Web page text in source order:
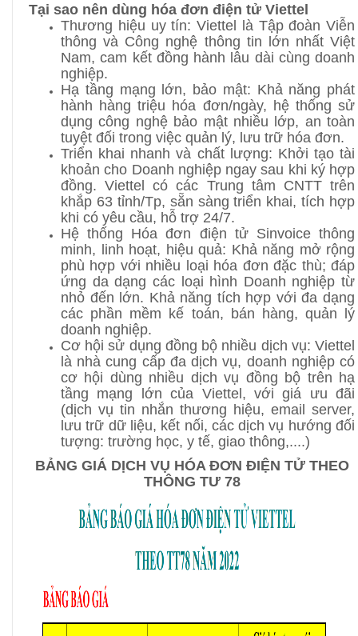
Tại sao nên dùng hóa đơn điện tử Viettel
Thương hiệu uy tín: Viettel là Tập đoàn Viễn
thông và Công nghệ thông tin lớn nhất Việt
Nam, cam kết đồng hành lâu dài cùng doanh
nghiệp.
Hạ tầng mạng lớn, bảo mật: Khả năng phát
hành hàng triệu hóa đơn/ngày, hệ thống sử
dụng công nghệ bảo mật nhiều lớp, an toàn
tuyệt đối trong việc quản lý, lưu trữ hóa đơn.
Triển khai nhanh và chất lượng: Khởi tạo tài
khoản cho Doanh nghiệp ngay sau khi ký hợp
đồng. Viettel có các Trung tâm CNTT trên
khắp 63 tỉnh/Tp, sẵn sàng triển khai, tích hợp
khi có yêu cầu, hỗ trợ 24/7.
Hệ thống Hóa đơn điện tử Sinvoice thông
minh, linh hoạt, hiệu quả: Khả năng mở rộng
phù hợp với nhiều loại hóa đơn đặc thù; đáp
ứng da dạng các loại hình Doanh nghiệp từ
nhỏ đến lớn. Khả năng tích hợp với đa dạng
các phần mềm kế toán, bán hàng, quản lý
doanh nghiệp.
Cơ hội sử dụng đồng bộ nhiều dịch vụ: Viettel
là nhà cung cấp đa dịch vụ, doanh nghiệp có
cơ hội dùng nhiều dịch vụ đồng bộ trên hạ
tầng mạng lớn của Viettel, với giá ưu đãi
(dịch vụ tin nhắn thương hiệu, email server,
lưu trữ dữ liệu, kết nối, các dịch vụ hướng đối
tượng: trường học, y tế, giao thông,....)
BẢNG GIÁ DỊCH VỤ HÓA ĐƠN ĐIỆN TỬ THEO
THÔNG TƯ 78